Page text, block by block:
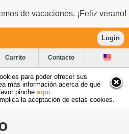
de vacaciones. ¡Feliz verano!
Login
Carrito Contacto
para poder ofrecer sus
más información acerca de qué
pinche aquí
la aceptación de estas cookies.